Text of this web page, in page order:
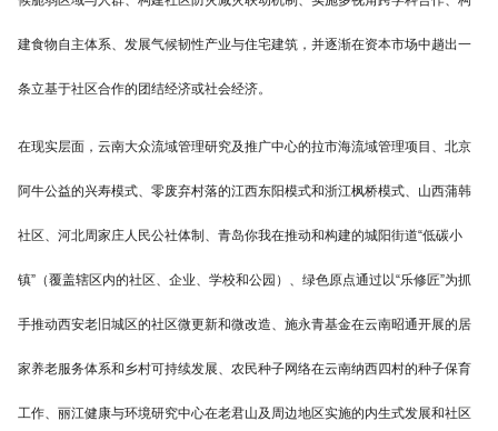
建食物自主体系、发展气候韧性产业与住宅建筑，并逐渐在资本市场中趟出一
条立基于社区合作的团结经济或社会经济。
在现实层面，云南大众流域管理研究及推广中心的拉市海流域管理项目、北京
阿牛公益的兴寿模式、零废弃村落的江西东阳模式和浙江枫桥模式、山西蒲韩
社区、河北周家庄人民公社体制、青岛你我在推动和构建的城阳街道“低碳小
镇”（覆盖辖区内的社区、企业、学校和公园）、绿色原点通过以“乐修匠”为抓
手推动西安老旧城区的社区微更新和微改造、施永青基金在云南昭通开展的居
家养老服务体系和乡村可持续发展、农民种子网络在云南纳西四村的种子保育
工作、丽江健康与环境研究中心在老君山及周边地区实施的内生式发展和社区